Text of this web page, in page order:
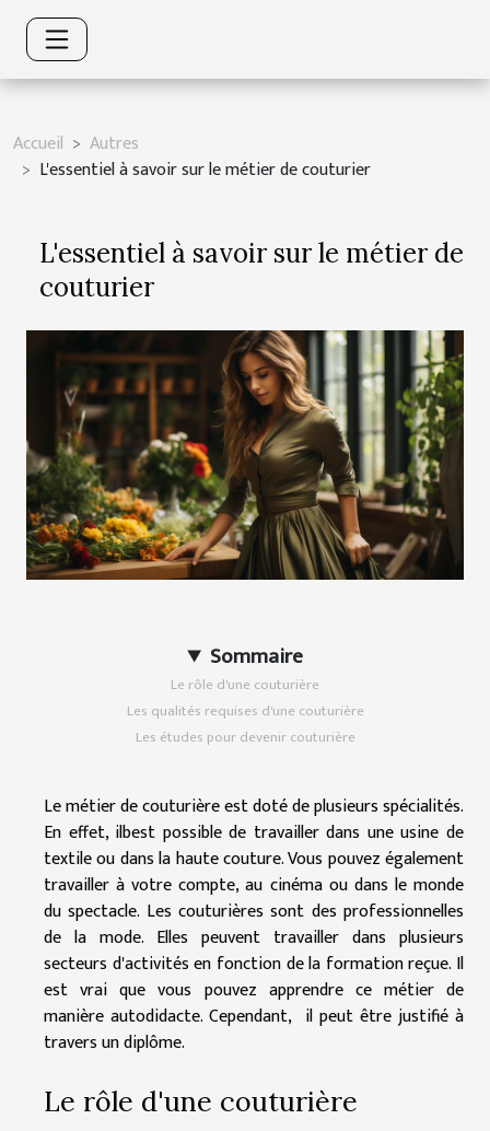
Accueil
Autres
L'essentiel à savoir sur le métier de couturier
L'essentiel à savoir sur le métier de
couturier
Sommaire
Le rôle d'une couturière
Les qualités requises d'une couturière
Les études pour devenir couturière
Le métier de couturière est doté de plusieurs spécialités.
En effet, ilbest possible de travailler dans une usine de
textile ou dans la haute couture. Vous pouvez également
travailler à votre compte, au cinéma ou dans le monde
du spectacle. Les couturières sont des professionnelles
de la mode. Elles peuvent travailler dans plusieurs
secteurs d'activités en fonction de la formation reçue. Il
est vrai que vous pouvez apprendre ce métier de
manière autodidacte. Cependant, il peut être justifié à
travers un diplôme.
Le rôle d'une couturière